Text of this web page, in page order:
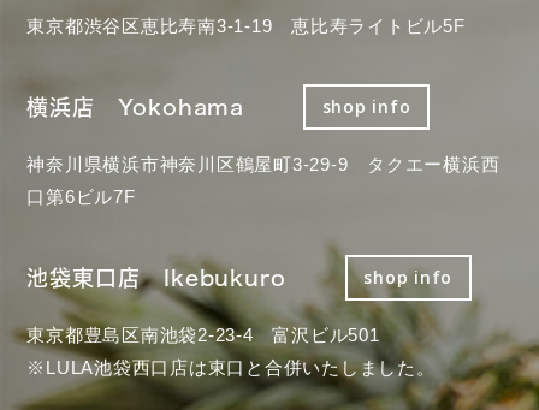
東京都渋谷区恵比寿南3-1-19 恵比寿ライトビル5F
横浜店 Yokohama shop info
神奈川県横浜市神奈川区鶴屋町3-29-9 タクエー横浜西
口第6ビル7F
池袋東口店 Ikebukuro shop info
東京都豊島区南池袋2-23-4 富沢ビル501
※LULA池袋西口店は東口と合併いたしました。